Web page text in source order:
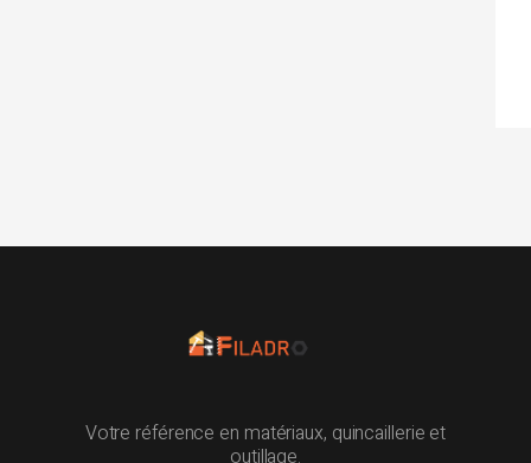
Votre référence en matériaux, quincaillerie et
outillage.